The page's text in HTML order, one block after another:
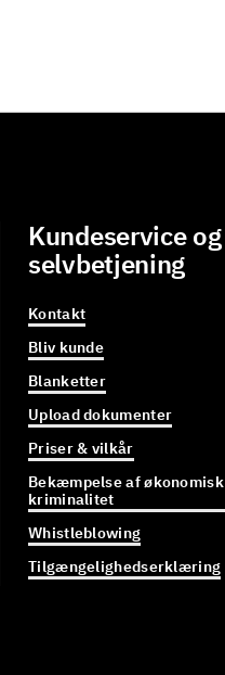
Kundeservice og
selvbetjening
Kontakt
Bliv kunde
Blanketter
Upload dokumenter
Priser & vilkår
Bekæmpelse af økonomisk
kriminalitet
Whistleblowing
Tilgængelighedserklæring